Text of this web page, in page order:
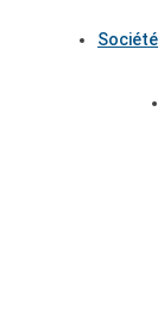
Société